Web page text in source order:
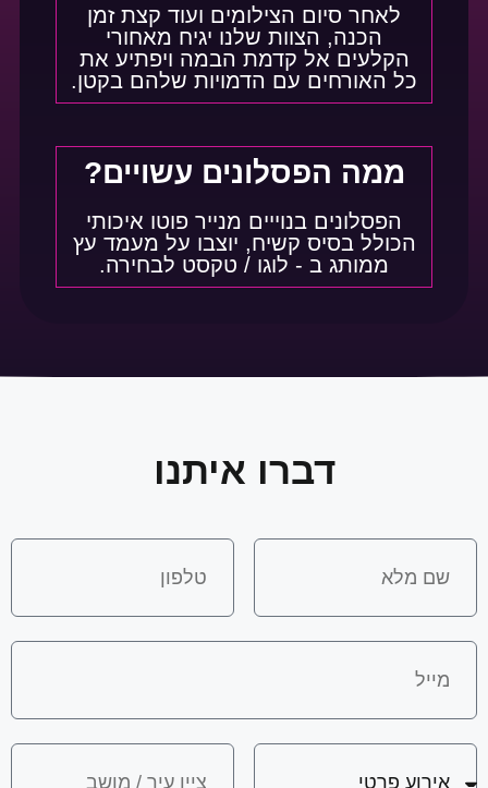
לאחר סיום הצילומים ועוד קצת זמן
הכנה, הצוות שלנו יגיח מאחורי
הקלעים אל קדמת הבמה ויפתיע את
כל האורחים עם הדמויות שלהם בקטן.
ממה הפסלונים עשויים?
הפסלונים בנוייים מנייר פוטו איכותי
הכולל בסיס קשיח, יוצבו על מעמד עץ
ממותג ב - לוגו / טקסט לבחירה.
דברו איתנו